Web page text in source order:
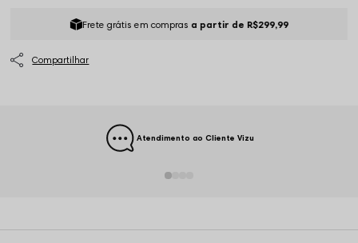
Frete grátis em compras a partir de R$299,99
Atendimento ao Cliente Vizu